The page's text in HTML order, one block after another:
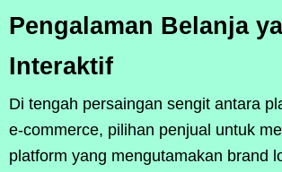
Pengalaman Belanja
Interaktif
Di tengah persaingan sengit antara
e-commerce, pilihan penjual untuk
platform yang mengutamakan brand